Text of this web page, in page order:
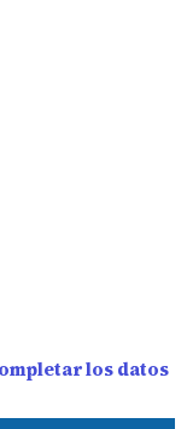
los datos